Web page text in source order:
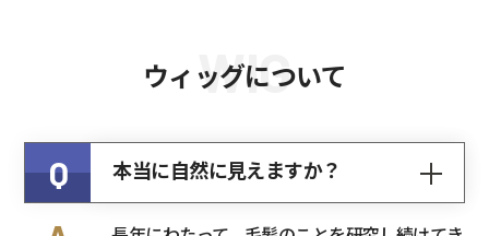
WIG
ウィッグについて
Q 本当に自然に見えますか？